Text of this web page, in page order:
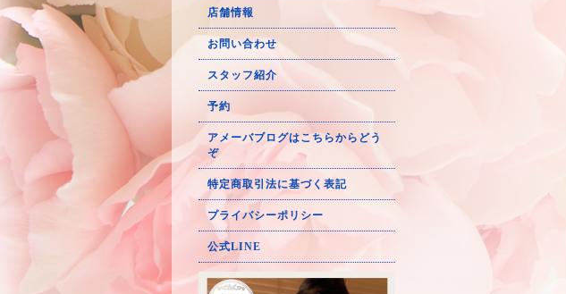
店舗情報
お問い合わせ
スタッフ紹介
予約
アメーバブログはこちらからどう
ぞ
特定商取引法に基づく表記
プライバシーポリシー
公式LINE